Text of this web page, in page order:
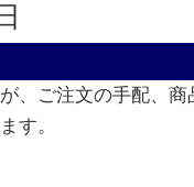
、ご注文の手配、商
す。